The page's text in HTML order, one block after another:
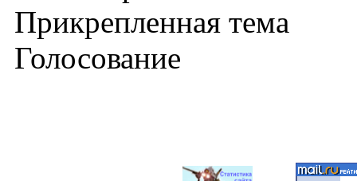
Прикрепленная тема
Голосование